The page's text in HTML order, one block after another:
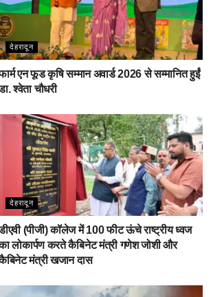
देहरादून
एन फूड कृषि सम्मान अवार्ड 2026 से सम्मानित हुईं
श्वेता चौधरी
देहरादून
(पीजी) कॉलेज में 100 फीट ऊंचे राष्ट्रीय ध्वज
लोकार्पण करते कैबिनेट मंत्री गणेश जोशी और
मंत्री खजान दास